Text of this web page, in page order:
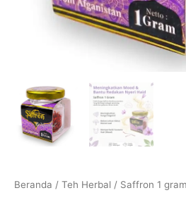
Beranda / Teh Herbal / Saffron 1 gram